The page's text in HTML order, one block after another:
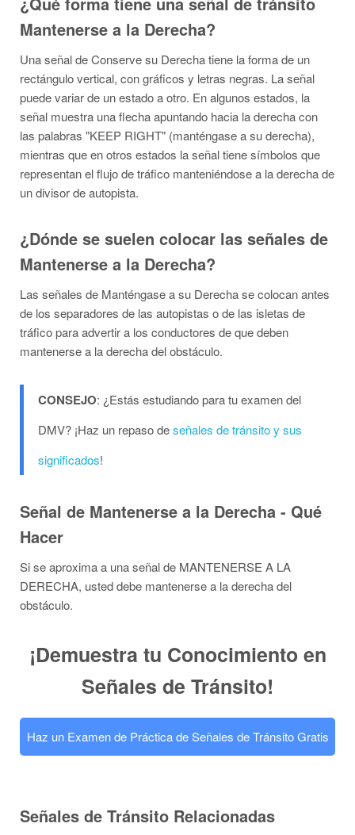
Mantenerse a la Derecha?
Una señal de Conserve su Derecha tiene la forma de un
rectángulo vertical, con gráficos y letras negras. La señal
puede variar de un estado a otro. En algunos estados, la
señal muestra una flecha apuntando hacia la derecha con
las palabras "KEEP RIGHT" (manténgase a su derecha),
mientras que en otros estados la señal tiene símbolos que
representan el flujo de tráfico manteniéndose a la derecha de
un divisor de autopista.
¿Dónde se suelen colocar las señales de
Mantenerse a la Derecha?
Las señales de Manténgase a su Derecha se colocan antes
de los separadores de las autopistas o de las isletas de
tráfico para advertir a los conductores de que deben
mantenerse a la derecha del obstáculo.
CONSEJO: ¿Estás estudiando para tu examen del
DMV? ¡Haz un repaso deseñales de tránsito y sus
significados!
Señal de Mantenerse a la Derecha - Qué
Hacer
Si se aproxima a una señal de MANTENERSE A LA
DERECHA, usted debe mantenerse a la derecha del
obstáculo.
¡Demuestra tu Conocimiento en
Señales de Tránsito!
Haz un Examen de Práctica de Señales de Tránsito Gratis
Señales de Tránsito Relacionadas